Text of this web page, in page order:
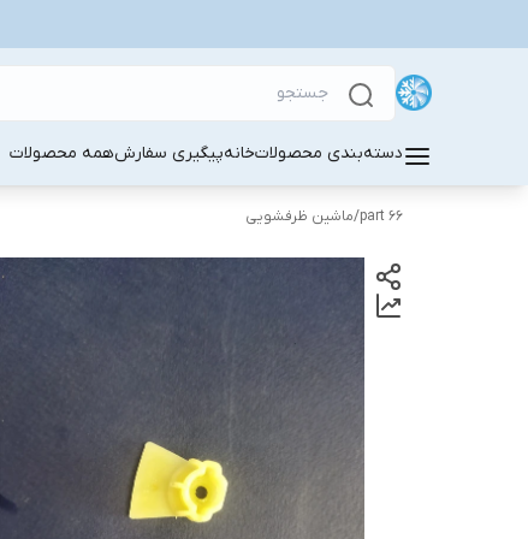
دسته‌بندی محصولاتخانهپیگیری سفارشهمه محصولات
part 66
/ماشین ظرفشویی